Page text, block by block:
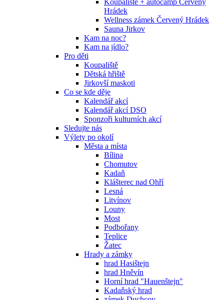
Koupaliště + autocamp Červený
Hrádek
Wellness zámek Červený Hrádek
Sauna Jirkov
Kam na noc?
Kam na jídlo?
Pro děti
Koupaliště
Dětská hřiště
Jirkovší maskoti
Co se kde děje
Kalendář akcí
Kalendář akcí DSO
Sponzoři kulturních akcí
Sledujte nás
Výlety po okolí
Města a místa
Bílina
Chomutov
Kadaň
Klášterec nad Ohří
Lesná
Litvínov
Louny
Most
Podbořany
Teplice
Žatec
Hrady a zámky
hrad Hasištejn
hrad Hněvín
Horní hrad "Hauenštejn"
Kadaňský hrad